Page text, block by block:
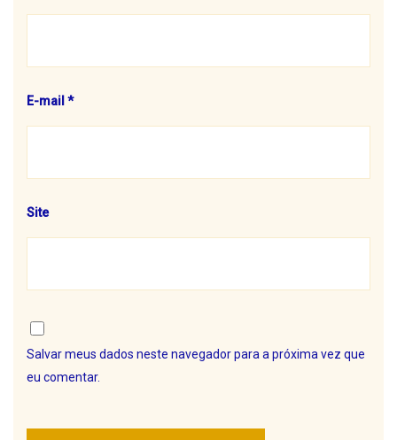
E-mail *
Site
Salvar meus dados neste navegador para a próxima vez que
eu comentar.